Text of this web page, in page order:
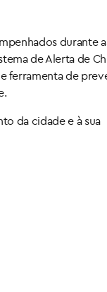
durante
de Alerta de
ferramenta de
da cidade e à sua